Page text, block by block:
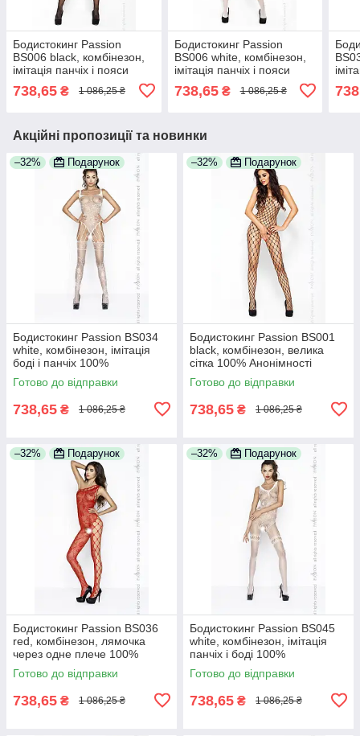
Бодистокинг Passion
BS006 black, комбінезон,
імітація панчіх і пояси
738,65 ₴ 1 086,25 ₴
Бодистокинг Passion
BS006 white, комбінезон,
імітація панчіх і пояси
738,65₴ 1 086,25 ₴
Акційні пропозиції та новинки
–32% Подарунок
Бодистокинг Passion BS034
white, комбінезон, імітація
боді і панчіх 100%
Анонімності
Готово до відправки
738,65 ₴ 1 086,25 ₴
–32% Подарунок
Бодистокинг Passion BS001
black, комбінезон, велика
сітка 100% Анонімності
Готово до відправки
738,65 ₴ 1 086,25 ₴
–32% Подарунок
Бодистокинг Passion BS036
red, комбінезон, лямочка
через одне плече 100%
Анонімності
Готово до відправки
738,65 ₴ 1 086,25 ₴
–32% Подарунок
Бодистокинг Passion BS045
white, комбінезон, імітація
панчіх і боді 100%
Анонімності
Готово до відправки
738,65 ₴ 1 086,25 ₴